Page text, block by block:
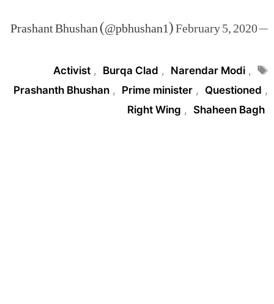
— Prashant Bhushan (@pbhushan1)
February 5, 2020
Tags
Activist , Burqa Clad , Narendar Modi ,
Prashanth Bhushan , Prime minister , Questioned ,
Right Wing , Shaheen Bagh